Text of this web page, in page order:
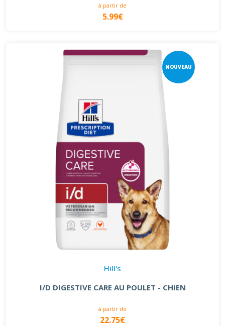
à partir de
5.99€
NOUVEAU
Hill's
I/D DIGESTIVE CARE AU POULET - CHIEN
à partir de
22.75€